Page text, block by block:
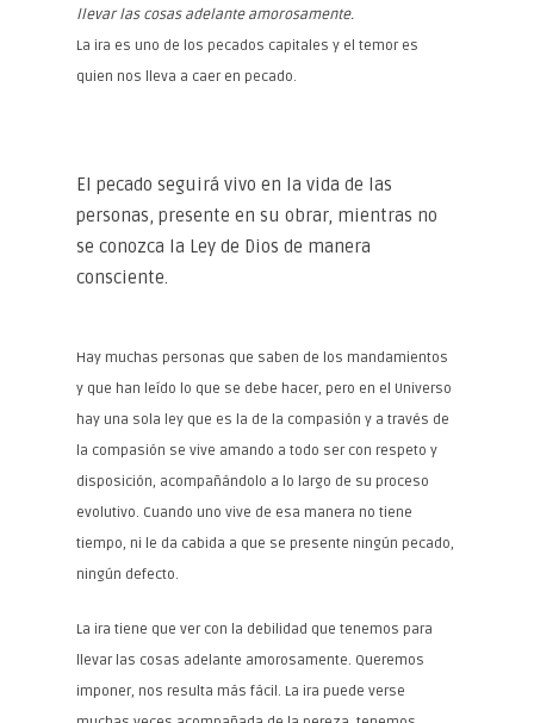
llevar las cosas adelante amorosamente.
La ira es uno de los pecados capitales y el temor es
quien nos lleva a caer en pecado.
El pecado seguirá vivo en la vida de las
personas, presente en su obrar, mientras no
se conozca la Ley de Dios de manera
consciente.
Hay muchas personas que saben de los mandamientos
y que han leído lo que se debe hacer, pero en el Universo
hay una sola ley que es la de la compasión y a través de
la compasión se vive amando a todo ser con respeto y
disposición, acompañándolo a lo largo de su proceso
evolutivo. Cuando uno vive de esa manera no tiene
tiempo, ni le da cabida a que se presente ningún pecado,
ningún defecto.
La ira tiene que ver con la debilidad que tenemos para
llevar las cosas adelante amorosamente. Queremos
imponer, nos resulta más fácil. La ira puede verse